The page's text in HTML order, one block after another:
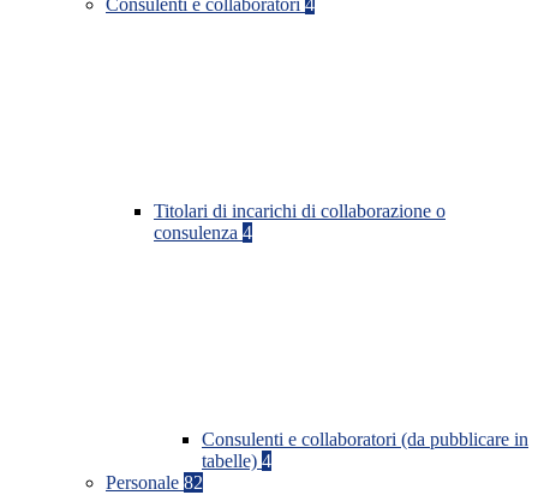
Consulenti e collaboratori 4
Titolari di incarichi di collaborazione o
consulenza 4
Consulenti e collaboratori (da pubblicare in
tabelle) 4
Personale 82